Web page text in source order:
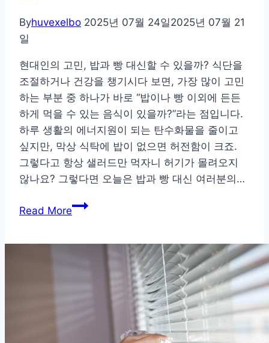
는
국
물
레
시
피
Byhuvexelbo 2025년 07월 24일2025년 07월 21
일
현대인의 고민, 밥과 빵 대신할 수 있을까? 식단을
조절하거나 건강을 챙기시다 보면, 가장 많이 고민
하는 부분 중 하나가 바로 “밥이나 빵 이외에 든든
하게 먹을 수 있는 음식이 있을까?”라는 점입니다.
하루 생활의 에너지원이 되는 탄수화물을 줄이고
싶지만, 막상 식탁에 밥이 없으면 허전함이 크죠.
그렇다고 항상 샐러드만 먹자니 허기가 몰려오지
않나요? 그렇다면 오늘은 밥과 빵 대신 여러분의…
Read More밥